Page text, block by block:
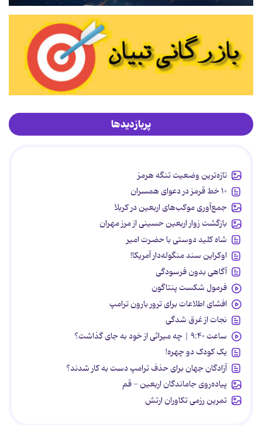
پربازدیدها
تازه‌ترین وضعیت تنگه هرمز
۱۰ خط قرمز در دعوای همسران
جمع‌آوری موکب‌های اربعین در کربلا
بازگشت زوار اربعین حسینی از مرز مهران
شاه کلید دوستی با حضرت امیر
اوکراین سند منگوله‌دار آمریکا!
آگاهی بدون فرسودگی
فرمول شکست پنتاگون
افشای اطلاعات برای ترور بارون ترامپ
نجات از غرق شدگی
ساعت ۹:۴۰ | چه میراثی از خود به جای گذاشت؟
یک کودک دو چهره!
آزادگان جهان برای حذف ترامپ دست به کار شدند؟
پیاده‌روی جاماندگان اربعین - قم
تمرین رزمی تکاوران ارتش